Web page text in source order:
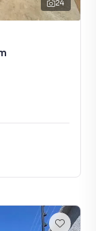
24